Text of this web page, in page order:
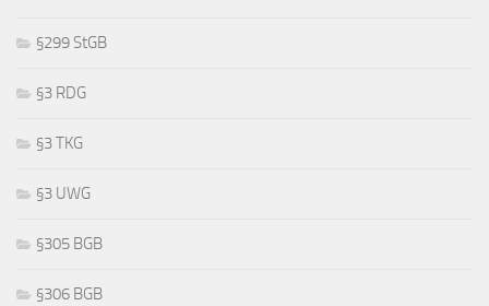
§299 StGB
§3 RDG
§3 TKG
§3 UWG
§305 BGB
§306 BGB